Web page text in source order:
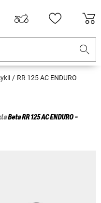
RR 125 AC ENDURO
BetaRR 125 AC ENDURO -